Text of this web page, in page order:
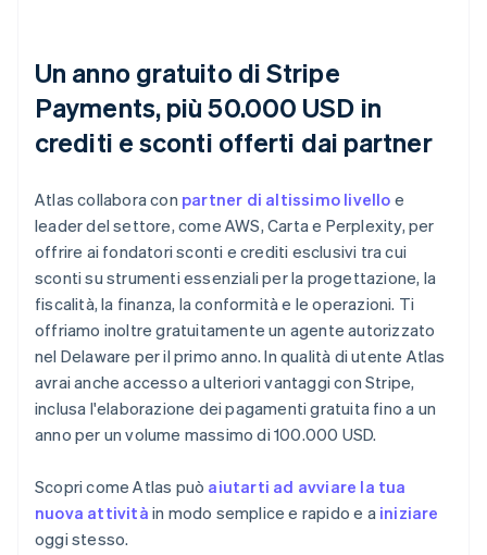
Un anno gratuito di Stripe
Payments, più 50.000 USD in
crediti e sconti offerti dai partner
Atlas collabora con partner di altissimo livello e
leader del settore, come AWS, Carta e Perplexity, per
offrire ai fondatori sconti e crediti esclusivi tra cui
sconti su strumenti essenziali per la progettazione, la
fiscalità, la finanza, la conformità e le operazioni. Ti
offriamo inoltre gratuitamente un agente autorizzato
nel Delaware per il primo anno. In qualità di utente Atlas
avrai anche accesso a ulteriori vantaggi con Stripe,
inclusa l'elaborazione dei pagamenti gratuita fino a un
anno per un volume massimo di 100.000 USD.
Scopri come Atlas può aiutarti ad avviare la tua
nuova attività in modo semplice e rapido e a iniziare
oggi stesso.